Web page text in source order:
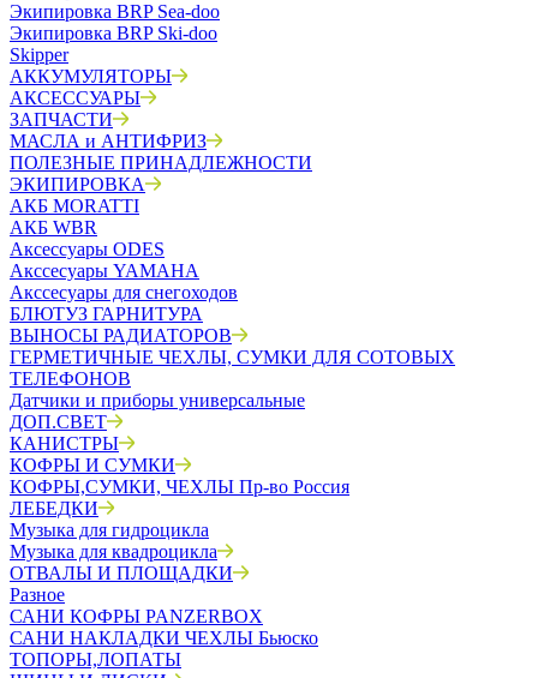
Экипировка BRP Sea-doo
Экипировка BRP Ski-doo
Skipper
АККУМУЛЯТОРЫ
АКСЕССУАРЫ
ЗАПЧАСТИ
МАСЛА и АНТИФРИЗ
ПОЛЕЗНЫЕ ПРИНАДЛЕЖНОСТИ
ЭКИПИРОВКА
АКБ MORATTI
АКБ WBR
Аксессуары ODES
Акссесуары YAMAHA
Акссесуары для снегоходов
БЛЮТУЗ ГАРНИТУРА
ВЫНОСЫ РАДИАТОРОВ
ГЕРМЕТИЧНЫЕ ЧЕХЛЫ, СУМКИ ДЛЯ СОТОВЫХ
ТЕЛЕФОНОВ
Датчики и приборы универсальные
ДОП.СВЕТ
КАНИСТРЫ
КОФРЫ И СУМКИ
КОФРЫ,СУМКИ, ЧЕХЛЫ Пр-во Россия
ЛЕБЕДКИ
Музыка для гидроцикла
Музыка для квадроцикла
ОТВАЛЫ И ПЛОЩАДКИ
Разное
САНИ КОФРЫ PANZERBOX
САНИ НАКЛАДКИ ЧЕХЛЫ Бьюско
ТОПОРЫ,ЛОПАТЫ